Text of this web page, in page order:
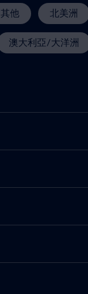
其他 北美洲
澳大利亞/大洋洲